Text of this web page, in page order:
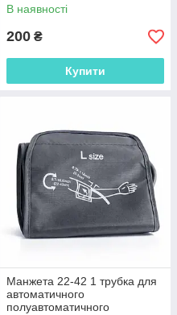
тонометра 1 трубка
В наявності
200 ₴
Купити
Манжета 22-42 1 трубка для
автоматичного
полуавтоматичного